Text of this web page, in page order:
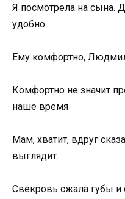
Я посмотрела на сына.
удобно.
Ему комфортно,
Комфортно не значит
наше время
Мам, хватит, вдруг
выглядит.
Свекровь сжала губы и